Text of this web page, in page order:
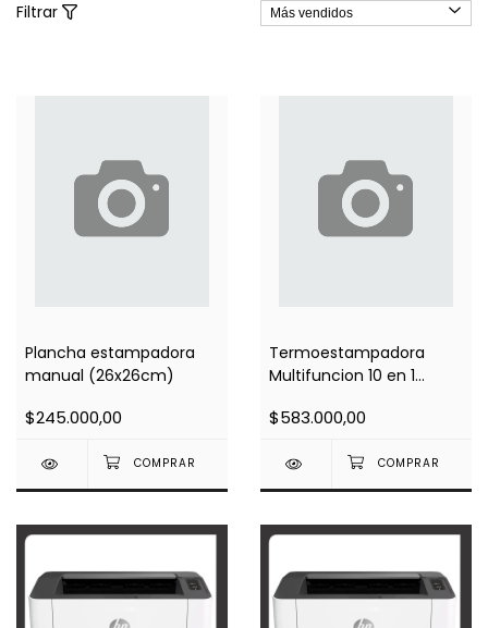
Filtrar
Plancha estampadora
manual (26x26cm)
$245.000,00
Termoestampadora
Multifuncion 10 en 1
$583.000,00